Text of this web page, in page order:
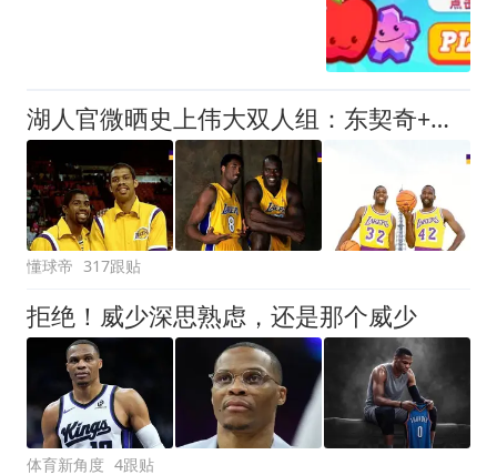
湖人官微晒史上伟大双人组：东契奇+里夫斯在列，詹眉缺席
懂球帝 317跟贴
拒绝！威少深思熟虑，还是那个威少
体育新角度 4跟贴